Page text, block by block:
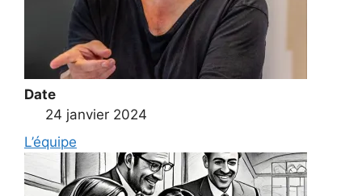
Date
24 janvier 2024
L’équipe